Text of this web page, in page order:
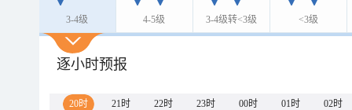
3-4级 4-5级 3-4级转<3级 <3级
逐小时预报
20时 21时 22时 23时 00时 01时 02时